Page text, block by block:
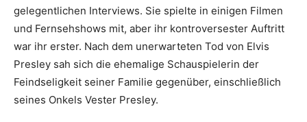
gelegentlichen Interviews. Sie spielte in einigen Filmen
und Fernsehshows mit, aber ihr kontroversester Auftritt
war ihr erster. Nach dem unerwarteten Tod von Elvis
Presley sah sich die ehemalige Schauspielerin der
Feindseligkeit seiner Familie gegenüber, einschließlich
seines Onkels Vester Presley.